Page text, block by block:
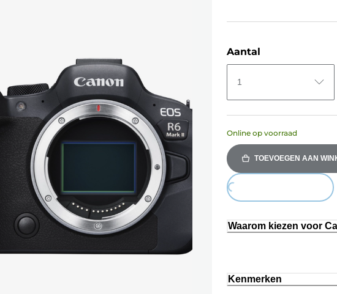
Aantal
1
Online op voorraad
TOEVOEGEN AAN
Loading...
Waarom kiezen voor
Kenmerken